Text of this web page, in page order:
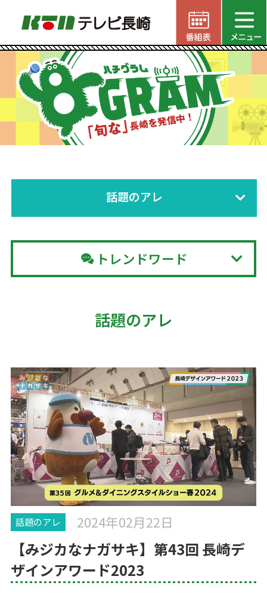
話題のアレ
トレンドワード
話題のアレ
話題のアレ 2024年02月22日
【みジカなナガサキ】第43回 長崎デ
ザインアワード2023